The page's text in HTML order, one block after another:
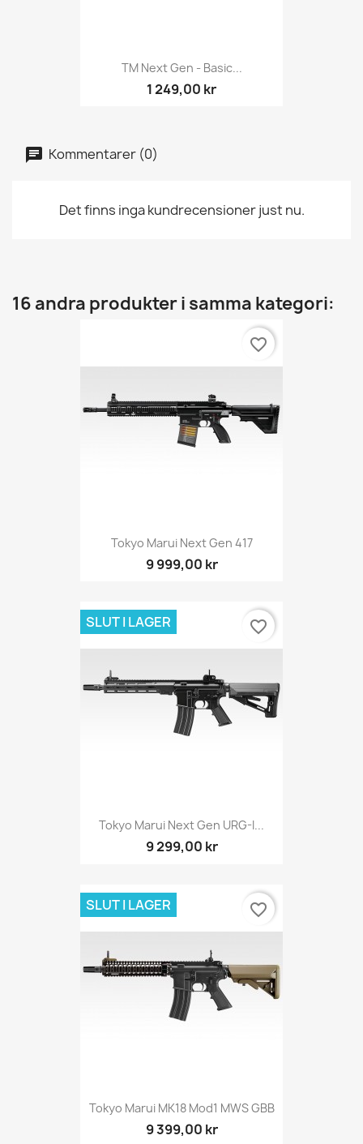
TM Next Gen - Basic...
1 249,00 kr
Kommentarer (0)
Det finns inga kundrecensioner just nu.
16 andra produkter i samma kategori:
Tokyo Marui Next Gen 417
9 999,00 kr
favorite_border
Tokyo Marui Next Gen URG-I...
9 299,00 kr
SLUT I LAGER favorite_border
Tokyo Marui MK18 Mod1 MWS GBB
9 399,00 kr
SLUT I LAGER favorite_border